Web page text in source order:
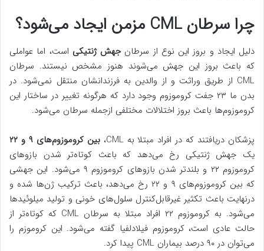
چرا سرطان CML مزمن ایجاد می‌شود؟
دلیل ایجاد و بروز این نوع از سرطانجهش ژنتیکی است، اما عواملی
که باعث بروز این جهش می‌شوند هنوز مشخص نیستند. سرطان
CML از طریق وراثت و از والدین به فرزندانشان منتقل نمی‌شود. در
بدن ما ۲۳ جفت کروموزوم وجود دارد که هرگونه تغییر در ساختار این
کروموزوم‌ها باعث بروز اختلالات مختلفی ازجمله سرطان می‌شود.
پزشکان دریافتند که در افراد مبتلا به CML،
بین کروموزوم‌های ۹ و ۲۲
یک جهش ژنتیکی رخ می‌دهد که باعث کوتاه‌تر شدن بازوهای
کروموزوم ۲۲ و بلندتر شدن بازوهای کروموزوم ۹ می‌شود. این جهشی
که بین کروموزوم‌های ۹ و ۲۲ رخ می‌دهد، باعث ترکیب ژن‌ها شده و
درنهایت باعث تکثیر غیرقابل‌کنترل سلول‌های خونی و تولید میلوئیدها
می‌شود. به کروموزوم ۲۲ افراد مبتلا به سرطان CML که کوتاه‌تر از
حالت عادی است، کروموزوم فیلادلفیا گفته می‌شود. این کروموزم را
می‌توان در ۹۰ درصد بیماران CML پیدا کرد.